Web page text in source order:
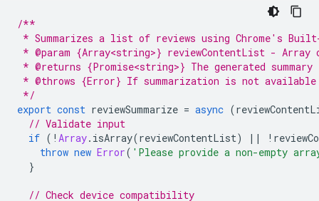
/**
* Summarizes a list of reviews using Chrome's
* @param {Array<string>} reviewContentList -
* @returns {Promise<string>} The generated
* @throws {Error} If summarization is not
*/
export const reviewSummarize = async (
// Validate input
if ( ! Array. isArray(reviewContentList) || !
throw new Error( 'Please provide a non-empty
}
// Check device compatibility